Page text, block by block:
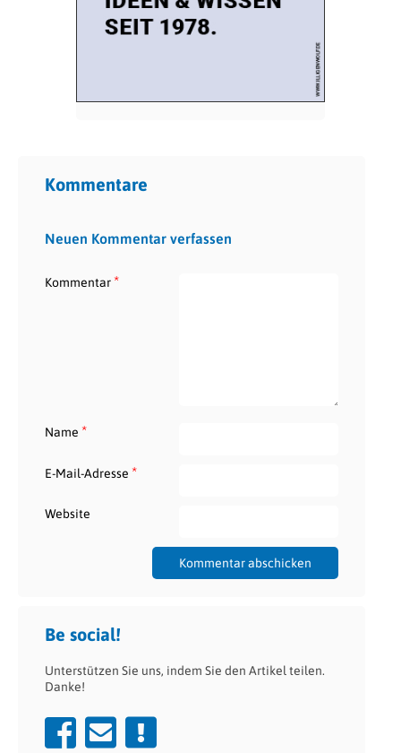
Kommentare
Neuen Kommentar verfassen
Kommentar*
Name *
E-Mail-Adresse *
Website
Be social!
Unterstützen Sie uns, indem Sie den Artikel teilen.
Danke!